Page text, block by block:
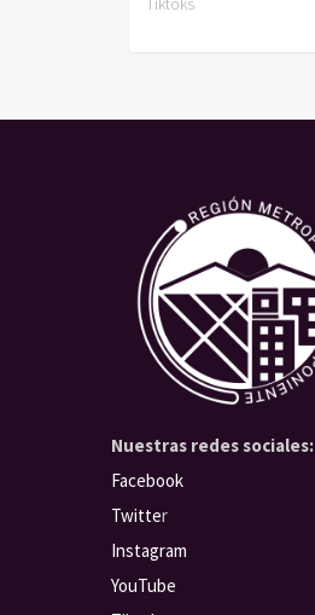
Nuestras redes sociales:
Facebook
Twitter
Instagram
YouTube